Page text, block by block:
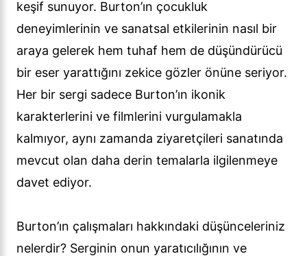
keşif sunuyor. Burton’ın çocukluk
deneyimlerinin ve sanatsal etkilerinin nasıl bir
araya gelerek hem tuhaf hem de düşündürücü
bir eser yarattığını zekice gözler önüne seriyor.
Her bir sergi sadece Burton’ın ikonik
karakterlerini ve filmlerini vurgulamakla
kalmıyor, aynı zamanda ziyaretçileri sanatında
mevcut olan daha derin temalarla ilgilenmeye
davet ediyor.
Burton’ın çalışmaları hakkındaki düşünceleriniz
nelerdir? Serginin onun yaratıcılığının ve